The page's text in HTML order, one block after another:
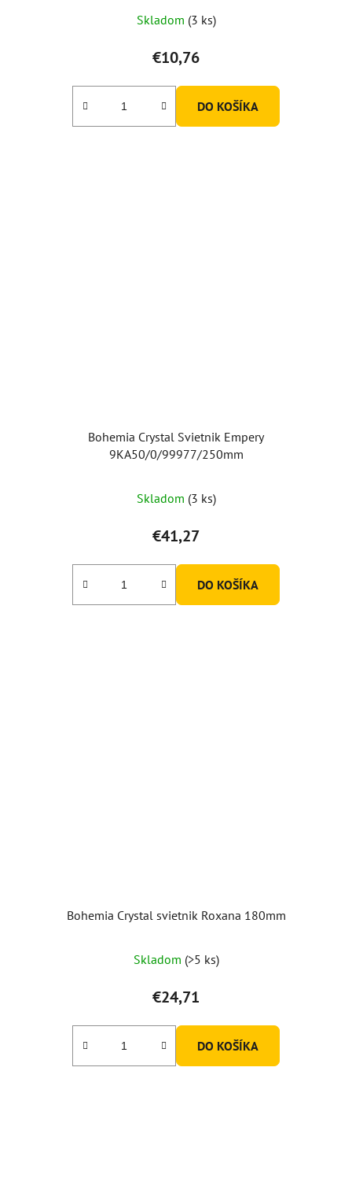
Skladom (3 ks)
€10,76
DO KOŠÍKA
Bohemia Crystal Svietnik Empery
9KA50/0/99977/250mm
hodnotenie
produktu
je
3,0
Skladom (3 ks)
€41,27
DO KOŠÍKA
Bohemia Crystal svietnik Roxana 180mm
Skladom (>5 ks)
€24,71
DO KOŠÍKA